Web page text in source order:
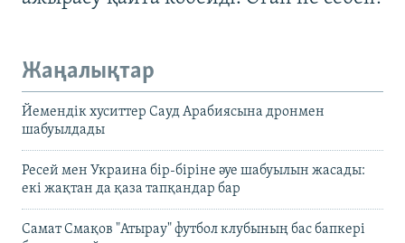
Жаңалықтар
Йемендік хуситтер Сауд Арабиясына дронмен
шабуылдады
Ресей мен Украина бір-біріне әуе шабуылын жасады:
екі жақтан да қаза тапқандар бар
Самат Смақов "Атырау" футбол клубының бас бапкері